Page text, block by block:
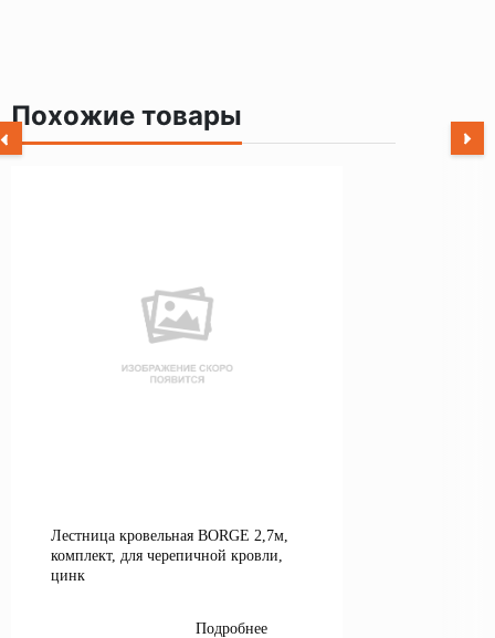
Похожие товары
Лестница кровельная BORGE 2,7м,
комплект, для черепичной кровли,
цинк
Подробнее